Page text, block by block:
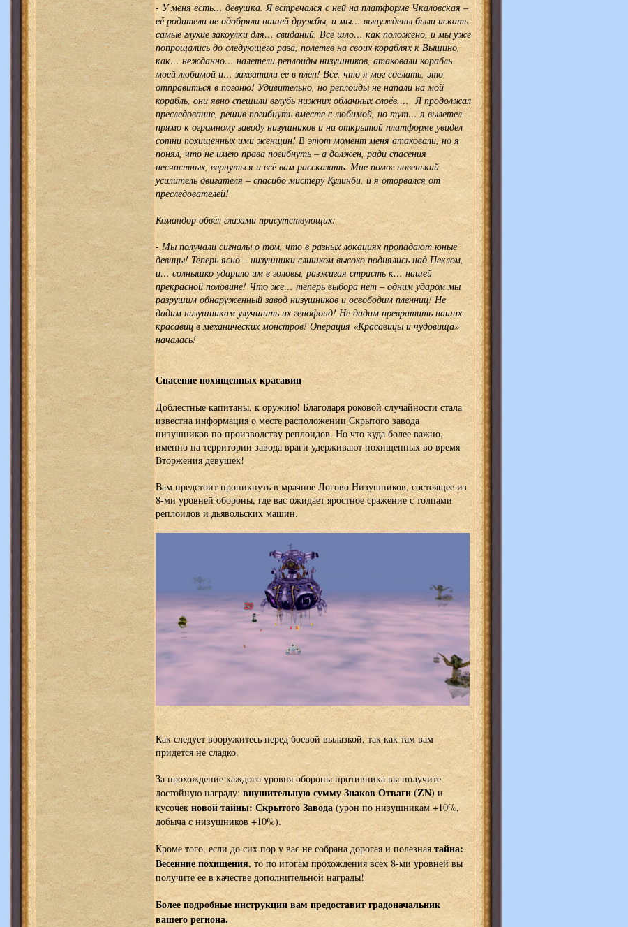
- У меня есть… девушка. Я встречался с ней на платформе Чкаловская –
её родители не одобряли нашей дружбы, и мы… вынуждены были искать
самые глухие закоулки для… свиданий. Всё шло… как положено, и мы уже
попрощались до следующего раза, полетев на своих кораблях к Вышино,
как… нежданно… налетели реплоиды низушников, атаковали корабль
моей любимой и… захватили её в плен! Всё, что я мог сделать, это
отправиться в погоню! Удивительно, но реплоиды не напали на мой
корабль, они явно спешили вглубь нижних облачных слоёв.… Я продолжал
преследование, решив погибнуть вместе с любимой, но тут… я вылетел
прямо к огромному заводу низушников и на открытой платформе увидел
сотни похищенных ими женщин! В этот момент меня атаковали, но я
понял, что не имею права погибнуть – а должен, ради спасения
несчастных, вернуться и всё вам рассказать. Мне помог новенький
усилитель двигателя – спасибо мистеру Кулинби, и я оторвался от
преследователей!
Командор обвёл глазами присутствующих:
- Мы получали сигналы о том, что в разных локациях пропадают юные
девицы! Теперь ясно – низушники слишком высоко поднялись над Пеклом,
и… солнышко ударило им в головы, разжигая страсть к… нашей
прекрасной половине! Что же… теперь выбора нет – одним ударом мы
разрушим обнаруженный завод низушников и освободим пленниц! Не
дадим низушникам улучшить их генофонд! Не дадим превратить наших
красавиц в механических монстров! Операция «Красавицы и чудовища»
началась!
Спасение похищенных красавиц
Доблестные капитаны, к оружию! Благодаря роковой случайности стала
известна информация о месте расположении Скрытого завода
низушников по производству реплоидов. Но что куда более важно,
именно на территории завода враги удерживают похищенных во время
Вторжения девушек!
Вам предстоит проникнуть в мрачное Логово Низушников, состоящее из
8-ми уровней обороны, где вас ожидает яростное сражение с толпами
реплоидов и дьявольских машин.
Как следует вооружитесь перед боевой вылазкой, так как там вам
придется не сладко.
За прохождение каждого уровня обороны противника вы получите
достойную награду: внушительную сумму Знаков Отваги (ZN) и
кусочек новой тайны: Скрытого Завода(урон по низушникам +10%,
добыча с низушников +10%).
Кроме того, если до сих пор у вас не собрана дорогая и полезнаятайна:
Весенние похищения, то по итогам прохождения всех 8-ми уровней вы
получите ее в качестве дополнительной награды!
Более подробные инструкции вам предоставит градоначальник
вашего региона.